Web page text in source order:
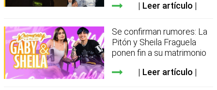
Leer artículo
Se confirman rumores: La
Pitón y Sheila Fraguela
ponen fin a su matrimonio
Leer artículo